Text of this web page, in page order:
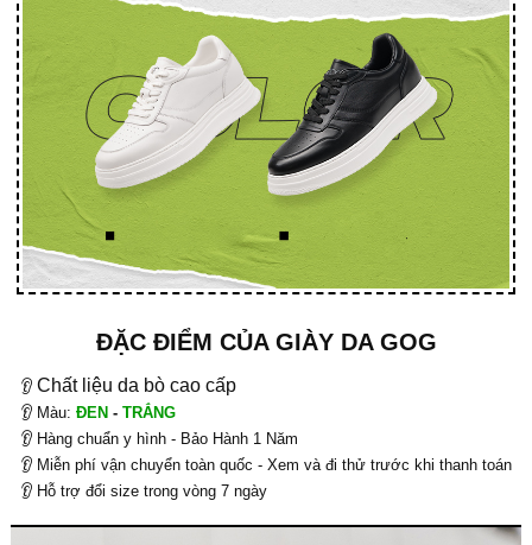
ĐẶC ĐIỂM CỦA GIÀY DA GOG
👂 Chất liệu da bò cao cấp
👂 Màu: ĐEN - TRẮNG
👂 Hàng chuẩn y hình - Bảo Hành 1 Năm
👂 Miễn phí vận chuyển toàn quốc - Xem và đi thử trước khi thanh toán
👂 Hỗ trợ đổi size trong vòng 7 ngày